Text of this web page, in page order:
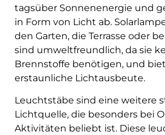
tagsüber Sonnenenergie und
in Form von Licht ab.
den Garten, die Terrasse oder
sind umweltfreundlich, da sie
Brennstoffe benötigen, und
erstaunliche Lichtausbeute.
Leuchtstäbe sind eine weitere
Lichtquelle, die besonders bei
Aktivitäten beliebt ist. Diese